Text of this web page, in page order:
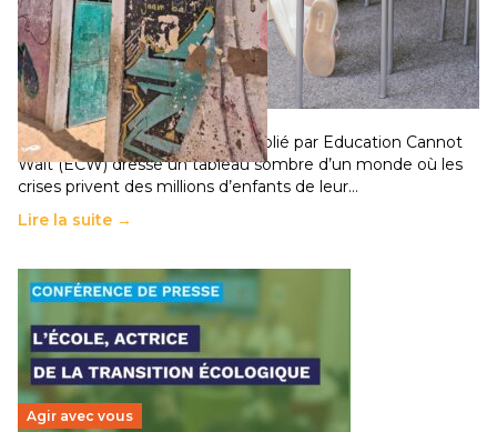
258 millions d’enfants victimes de la guerre, des
chocs climatiques et des déplacements de
population
11 juillet 2026- National
Un nouveau rapport mondial publié par Education Cannot
Wait (ECW) dresse un tableau sombre d’un monde où les
crises privent des millions d’enfants de leur…
Lire la suite →
Agir avec vous